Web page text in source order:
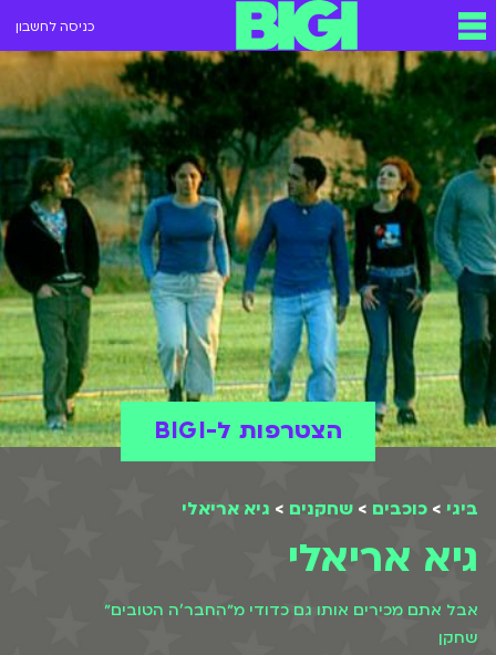
כניסה לחשבון
ביגי > כוכבים > שחקנים > גיא אריאלי
גיא אריאלי
אבל אתם מכירים אותו גם כדודי מ״החבר'ה הטובים״
שחקן
הצטרפות ל-BIGI